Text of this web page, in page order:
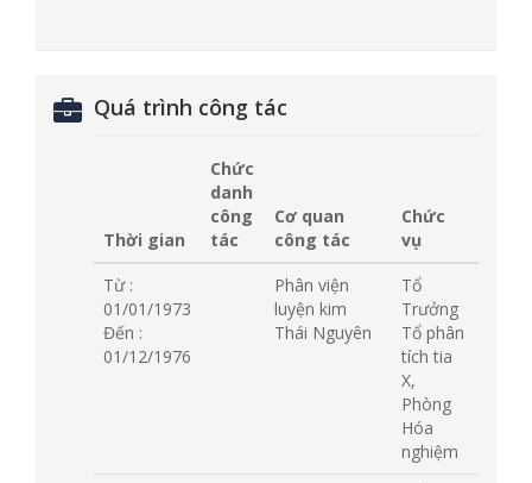
Quá trình công tác
Thời gian
Chức
danh
công
tác
Cơ quan
công tác
Chức
vụ
Từ :
01/01/1973
Đến :
01/12/1976
Phân viện
luyện kim
Thái Nguyên
Tổ
Trưởng
Tổ phân
tích tia
X,
Phòng
Hóa
nghiệm